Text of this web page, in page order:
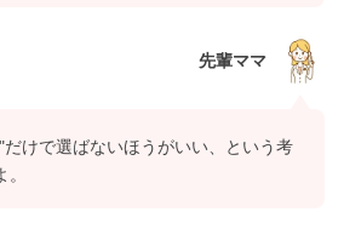
先輩ママ
けで選ばないほうがいい、という考